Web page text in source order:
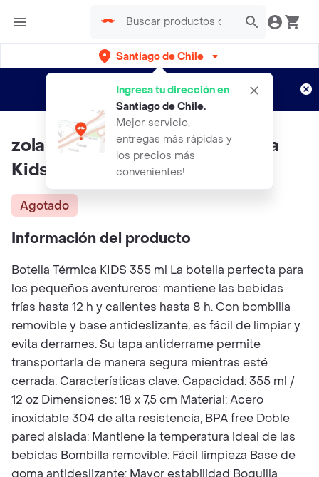
Santiago de Chile
Ingresa tu dirección en
Santiago de Chile.
Mejor servicio,
entregas más rápidas y
los precios más
convenientes!
envíos gratis por semanas
Aplican TyC
zola Botella Termica 355 Ml Zola
Kids 3.0 Amarillo
Agotado
Información del producto
Botella Térmica KIDS 355 ml La botella perfecta para
los pequeños aventureros: mantiene las bebidas
frías hasta 12 h y calientes hasta 8 h. Con bombilla
removible y base antideslizante, es fácil de limpiar y
evita derrames. Su tapa antiderrame permite
transportarla de manera segura mientras esté
cerrada. Características clave: Capacidad: 355 ml /
12 oz Dimensiones: 18 x 7,5 cm Material: Acero
inoxidable 304 de alta resistencia, BPA free Doble
pared aislada: Mantiene la temperatura ideal de las
bebidas Bombilla removible: Fácil limpieza Base de
goma antideslizante: Mayor estabilidad Boquilla